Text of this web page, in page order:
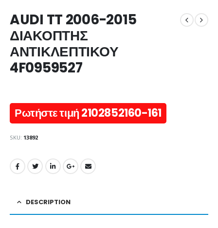
AUDI TT 2006-2015
ΔΙΑΚΟΠΤΗΣ
ΑΝΤΙΚΛΕΠΤΙΚΟΥ
4F0959527
Ρωτήστε τιμή 2102852160-161
SKU: 13892
DESCRIPTION